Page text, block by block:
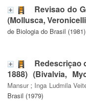
Revisao do
(Mollusca,
de Biologia do Brasil (1981)
Redescriçao
1888) (Bivalvia,
Mansur; Inga Ludmila
Brasil (1979)